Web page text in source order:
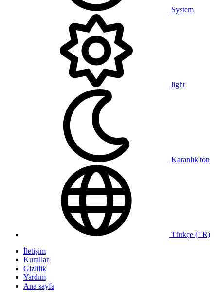
System
light
Karanlık ton
Türkçe (TR)
İletişim
Kurallar
Gizlilik
Yardım
Ana sayfa